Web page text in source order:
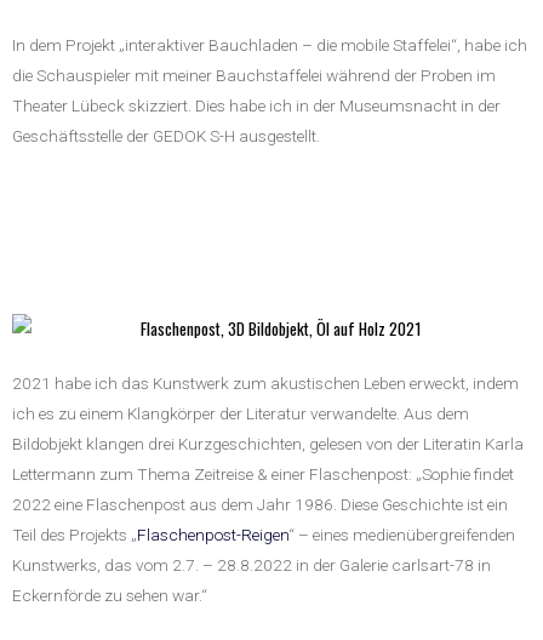
In dem Projekt „interaktiver Bauchladen – die mobile Staffelei“, habe ich
die Schauspieler mit meiner Bauchstaffelei während der Proben im
Theater Lübeck skizziert. Dies habe ich in der Museumsnacht in der
Geschäftsstelle der GEDOK S-H ausgestellt.
2021 habe ich das Kunstwerk zum akustischen Leben erweckt, indem
ich es zu einem Klangkörper der Literatur verwandelte. Aus dem
Bildobjekt klangen drei Kurzgeschichten, gelesen von der Literatin Karla
Lettermann zum Thema Zeitreise & einer Flaschenpost: „Sophie findet
2022 eine Flaschenpost aus dem Jahr 1986. Diese Geschichte ist ein
Teil des Projekts „Flaschenpost-Reigen“ – eines medienübergreifenden
Kunstwerks, das vom 2.7. – 28.8.2022 in der Galerie carlsart-78 in
Eckernförde zu sehen war.“